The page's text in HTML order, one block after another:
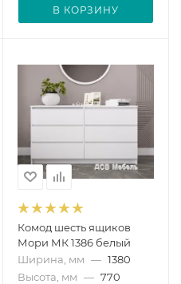
В КОРЗИНУ
Комод шесть ящиков
Мори МК 1386 белый
Ширина, мм — 1380
Высота, мм — 770